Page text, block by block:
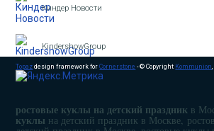
Киндер Новости
KindershowGroup
Topaz design framework forCornerstone - © Copyright Kommunion
ростовые куклы на детский праздник в
куклы на детский праздник в Москве,